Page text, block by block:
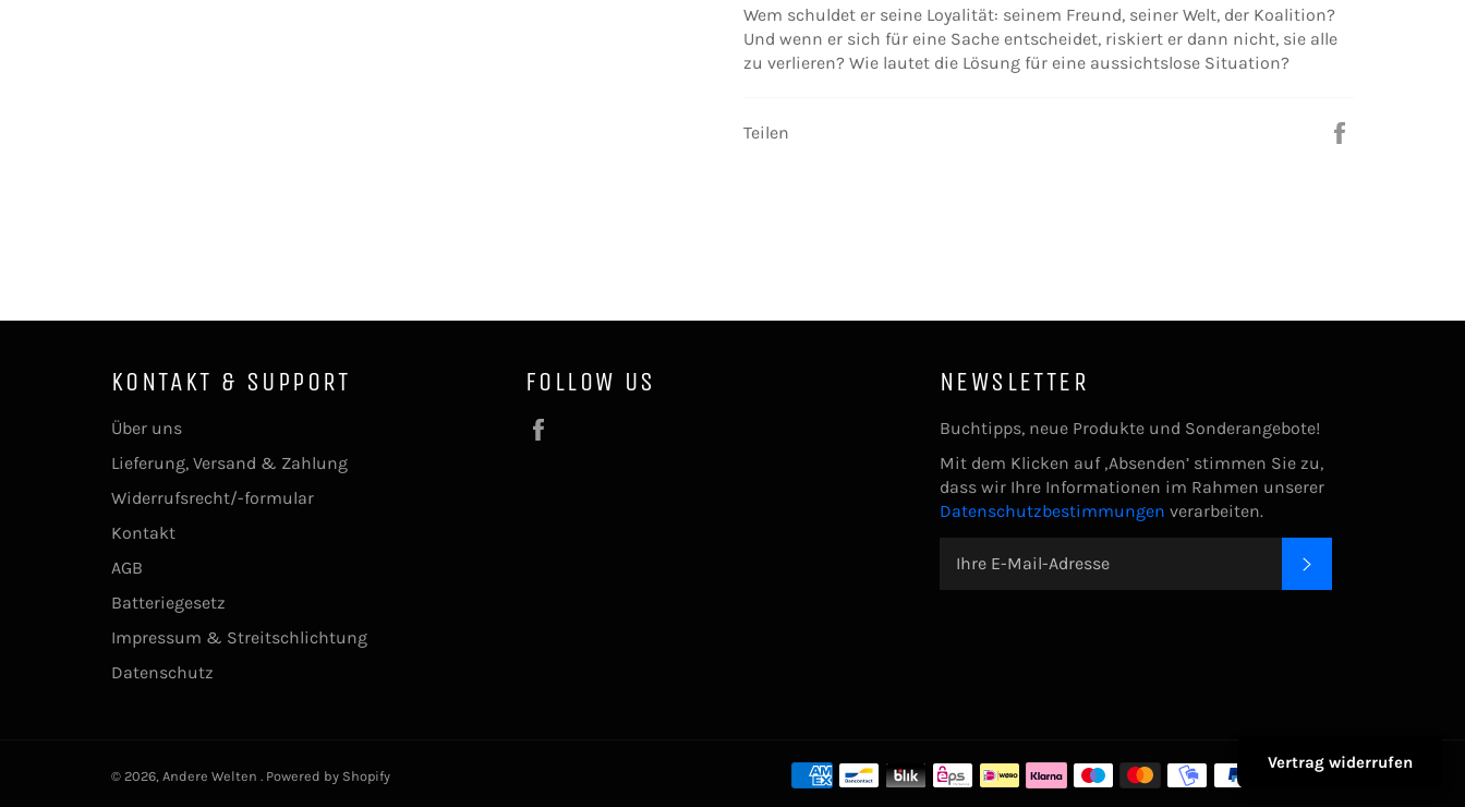
Wem schuldet er seine Loyalität: seinem Freund, seiner Welt, der Koalition?
Und wenn er sich für eine Sache entscheidet, riskiert er dann nicht, sie alle
zu verlieren? Wie lautet die Lösung für eine aussichtslose Situation?
Teilen
KONTAKT & SUPPORT
Über uns
Lieferung, Versand & Zahlung
Widerrufsrecht/-formular
Kontakt
AGB
Batteriegesetz
Impressum & Streitschlichtung
Datenschutz
FOLLOW US NEWSLETTER
Buchtipps, neue Produkte und Sonderangebote!
Mit dem Klicken auf ‚Absenden’ stimmen Sie zu,
dass wir Ihre Informationen im Rahmen unserer
Datenschutzbestimmungen verarbeiten.
© 2026, Andere Welten . Powered by Shopify
Vertrag widerrufen